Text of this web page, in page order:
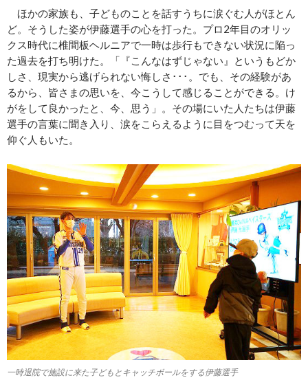
ほかの家族も、子どものことを話すうちに涙ぐむ人がほとん
ど。そうした姿が伊藤選手の心を打った。プロ2年目のオリッ
クス時代に椎間板ヘルニアで一時は歩行もできない状況に陥っ
た過去を打ち明けた。「『こんなはずじゃない』というもどか
しさ、現実から逃げられない悔しさ･･･。でも、その経験があ
るから、皆さまの思いを、今こうして感じることができる。け
がをして良かったと、今、思う」。その場にいた人たちは伊藤
選手の言葉に聞き入り、涙をこらえるように目をつむって天を
仰ぐ人もいた。
一時退院で施設に来た子どもとキャッチボールをする伊藤選手